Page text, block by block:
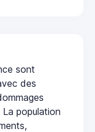
sont
des
population